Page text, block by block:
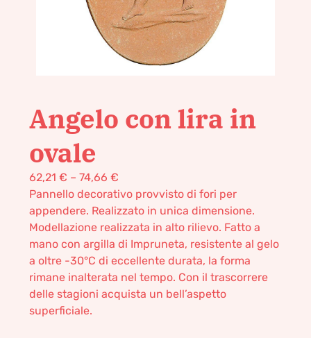
Angelo con lira in
ovale
62,21 € – 74,66 €
Pannello decorativo provvisto di fori per
appendere. Realizzato in unica dimensione.
Modellazione realizzata in alto rilievo. Fatto a
mano con argilla di Impruneta, resistente al gelo
a oltre -30°C di eccellente durata, la forma
rimane inalterata nel tempo. Con il trascorrere
delle stagioni acquista un bell’aspetto
superficiale.